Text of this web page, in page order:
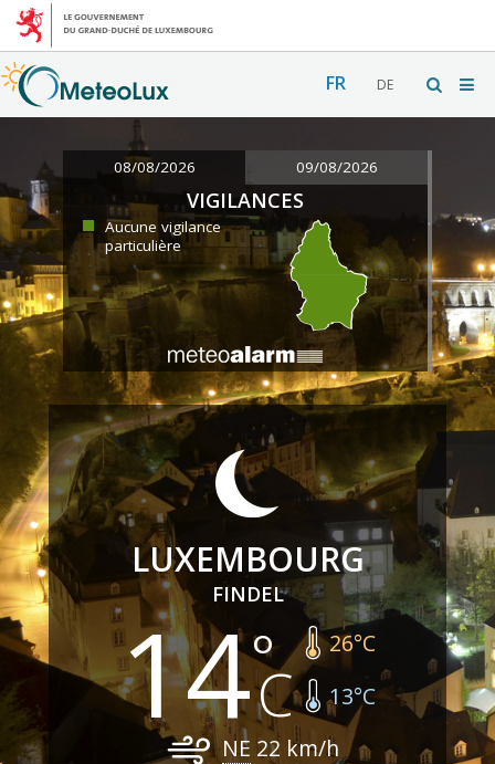
FR DE
08/08/2026 09/08/2026
VIGILANCES
Aucune vigilance
particulière
LUXEMBOURG
FINDEL
14 26°C
13°C
NE 22 km/h